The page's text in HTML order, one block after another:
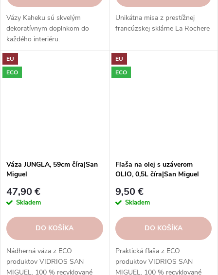
Vázy Kaheku sú skvelým
dekoratívnym doplnkom do
každého interiéru.
Unikátna misa z prestížnej
francúzskej sklárne La Rochere
EU
ECO
Váza JUNGLA, 59cm číra|San
Miguel
47,90 €
Skladem
DO KOŠÍKA
Nádherná váza z ECO
produktov VIDRIOS SAN
MIGUEL. 100 % recyklované
EU
ECO
Fľaša na olej s uzáverom
OLIO, 0,5L číra|San Miguel
9,50 €
Skladem
DO KOŠÍKA
Praktická fľaša z ECO
produktov VIDRIOS SAN
MIGUEL. 100 % recyklované